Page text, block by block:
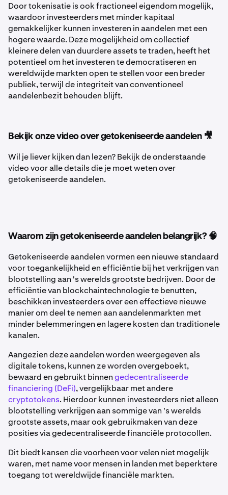
Door tokenisatie is ook fractioneel eigendom mogelijk,
waardoor investeerders met minder kapitaal
gemakkelijker kunnen investeren in aandelen met een
hogere waarde. Deze mogelijkheid om collectief
kleinere delen van duurdere assets te traden, heeft het
potentieel om het investeren te democratiseren en
wereldwijde markten open te stellen voor een breder
publiek, terwijl de integriteit van conventioneel
aandelenbezit behouden blijft.
Bekijk onze video over getokeniseerde aandelen 🎥
Wil je liever kijken dan lezen? Bekijk de onderstaande
video voor alle details die je moet weten over
getokeniseerde aandelen.
Waarom zijn getokeniseerde aandelen belangrijk? 🧠
Getokeniseerde aandelen vormen een nieuwe standaard
voor toegankelijkheid en efficiëntie bij het verkrijgen van
blootstelling aan 's werelds grootste bedrijven. Door de
efficiëntie van blockchaintechnologie te benutten,
beschikken investeerders over een effectieve nieuwe
manier om deel te nemen aan aandelenmarkten met
minder belemmeringen en lagere kosten dan traditionele
kanalen.
Aangezien deze aandelen worden weergegeven als
digitale tokens, kunnen ze worden overgeboekt,
bewaard en gebruikt binnengedecentraliseerde
financiering (DeFi), vergelijkbaar met andere
cryptotokens. Hierdoor kunnen investeerders niet alleen
blootstelling verkrijgen aan sommige van 's werelds
grootste assets, maar ook gebruikmaken van deze
posities via gedecentraliseerde financiële protocollen.
Dit biedt kansen die voorheen voor velen niet mogelijk
waren, met name voor mensen in landen met beperktere
toegang tot wereldwijde financiële markten.